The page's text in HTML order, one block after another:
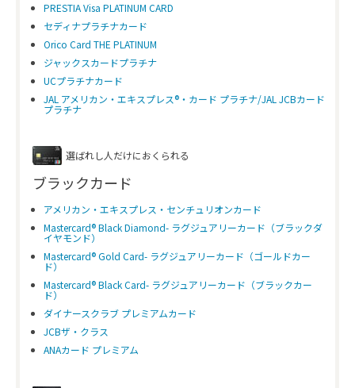
PRESTIA Visa PLATINUM CARD
セディナプラチナカード
Orico Card THE PLATINUM
ジャックスカードプラチナ
UCプラチナカード
JAL アメリカン・エキスプレス®・カード プラチナ/JAL JCBカード
プラチナ
選ばれし人だけにおくられる
ブラックカード
アメリカン・エキスプレス・センチュリオンカード
Mastercard® Black Diamond- ラグジュアリーカード（ブラックダ
イヤモンド）
Mastercard® Gold Card- ラグジュアリーカード（ゴールドカー
ド）
Mastercard® Black Card- ラグジュアリーカード（ブラックカー
ド）
ダイナースクラブ プレミアムカード
JCBザ・クラス
ANAカード プレミアム